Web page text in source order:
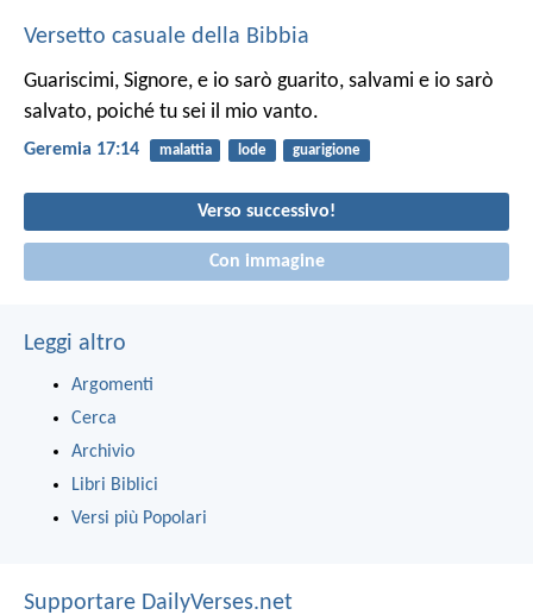
Versetto casuale della Bibbia
Guariscimi, Signore, e io sarò guarito, salvami e io sarò
salvato, poiché tu sei il mio vanto.
Geremia 17:14 malattia lode guarigione
Verso successivo!
Con immagine
Leggi altro
Argomenti
Cerca
Archivio
Libri Biblici
Versi più Popolari
Supportare DailyVerses.net